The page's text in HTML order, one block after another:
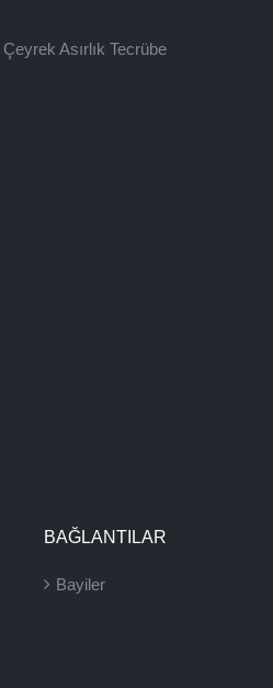
Asırlık Tecrübe
BAĞLANTILAR
Bayiler